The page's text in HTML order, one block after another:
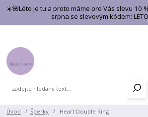
☀️🌺Léto je tu a proto máme pro Vás slevu 10
srpna se slevovým kódem:
Úvod Šperky Heart Double Ring